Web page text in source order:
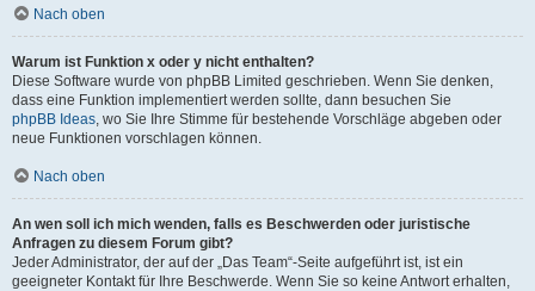
Nach oben
Warum ist Funktion x oder y nicht enthalten?
Diese Software wurde von phpBB Limited geschrieben. Wenn Sie denken,
dass eine Funktion implementiert werden sollte, dann besuchen Sie
phpBB Ideas, wo Sie Ihre Stimme für bestehende Vorschläge abgeben oder
neue Funktionen vorschlagen können.
Nach oben
An wen soll ich mich wenden, falls es Beschwerden oder juristische
Anfragen zu diesem Forum gibt?
Jeder Administrator, der auf der „Das Team“-Seite aufgeführt ist, ist ein
geeigneter Kontakt für Ihre Beschwerde. Wenn Sie so keine Antwort erhalten,